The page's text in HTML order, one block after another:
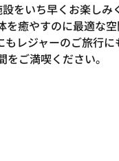
をいち早くお楽し
癒やすのに最適な
レジャーのご旅行
ご満喫ください。